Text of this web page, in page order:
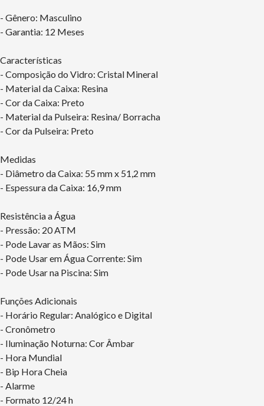
- Gênero: Masculino
- Garantia: 12 Meses
Características
- Composição do Vidro: Cristal Mineral
- Material da Caixa: Resina
- Cor da Caixa: Preto
- Material da Pulseira: Resina/ Borracha
- Cor da Pulseira: Preto
Medidas
- Diâmetro da Caixa: 55 mm x 51,2 mm
- Espessura da Caixa: 16,9 mm
Resistência a Água
- Pressão: 20 ATM
- Pode Lavar as Mãos: Sim
- Pode Usar em Água Corrente: Sim
- Pode Usar na Piscina: Sim
Funções Adicionais
- Horário Regular: Analógico e Digital
- Cronômetro
- Iluminação Noturna: Cor Âmbar
- Hora Mundial
- Bip Hora Cheia
- Alarme
- Formato 12/24 h